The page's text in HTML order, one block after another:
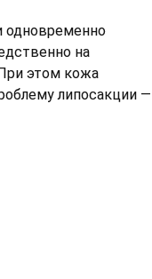
одновременно
на
этом кожа
липосакции —